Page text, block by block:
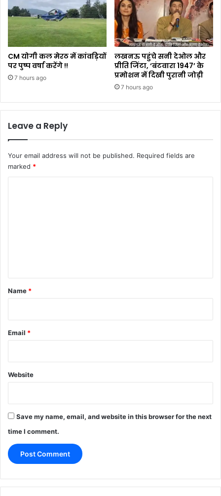
CM योगी कल मेरठ में कांवड़ियों
पर पुष्प वर्षा करेंगे !!
7 hours ago
लखनऊ पहुंचे सनी देओल और
प्रीति जिंटा, ‘बंटवारा 1947’ के
प्रमोशन में दिखी पुरानी जोड़ी
7 hours ago
Leave a Reply
Your email address will not be published. Required fields are
marked *
*
Name *
Email *
Website
Save my name, email, and website in this browser for the next
time I comment.